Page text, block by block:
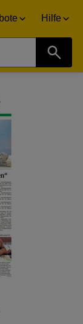
Hilfe